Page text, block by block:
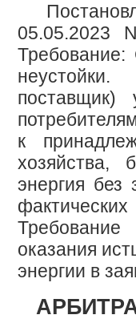
05.05.2023
Требование:
к
хозяйства,
энергия без
оказания
энергии в